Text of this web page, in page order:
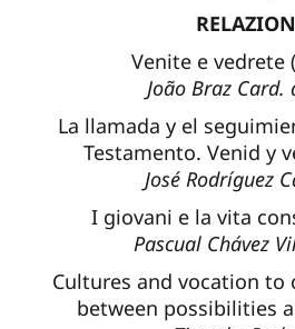
Venite e vedrete (
João Braz Card.
La llamada y el
Testamento. Venid y
José Rodríguez
I giovani e la vita
Pascual Chávez
Cultures and vocation to
between possibilities